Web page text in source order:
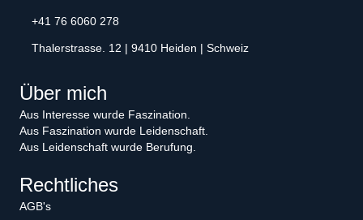
+41 76 6060 278
Thalerstrasse. 12 | 9410 Heiden | Schweiz
Über mich
Aus Interesse wurde Faszination.
Aus Faszination wurde Leidenschaft.
Aus Leidenschaft wurde Berufung.
Rechtliches
AGB's